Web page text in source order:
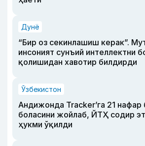
Дунё
“Бир оз секинлашиш керак”.
инсоният сунъий интеллектни
қолишидан хавотир билдирди
Ўзбекистон
Андижонда Tracker’га 21 нафар
боласини жойлаб, ЙТҲ содир
ҳукми ўқилди